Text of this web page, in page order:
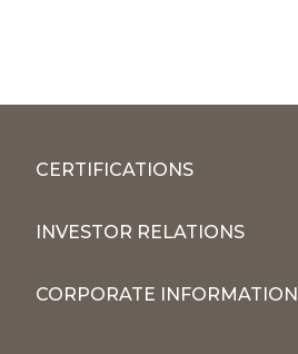
CERTIFICATIONS
INVESTOR RELATIONS
CORPORATE INFORMATION